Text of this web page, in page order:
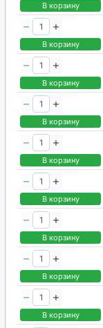
В корзину
В корзину
В корзину
В корзину
В корзину
В корзину
В корзину
В корзину
В корзину